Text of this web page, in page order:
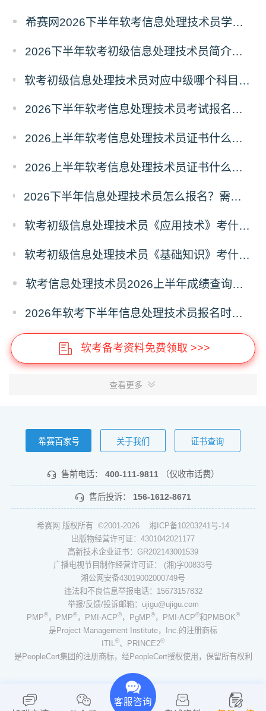
希赛网2026下半年软考信息处理技术员学习打卡表
2026下半年软考初级信息处理技术员简介（考试重点+范围）
软考初级信息处理技术员对应中级哪个科目？信息处理技术员对应中级报考指南
2026下半年软考信息处理技术员考试报名什么时候开始？
2026上半年软考信息处理技术员证书什么时候能领取？
2026上半年软考信息处理技术员证书什么时候发放？怎么发放？
2026下半年信息处理技术员怎么报名？需注意哪些问题？2026下半年信息处理技术员报名指南
软考初级信息处理技术员《应用技术》考什么？信息处理技术员应用技术科目考试内容
软考初级信息处理技术员《基础知识》考什么？信息处理技术员基础知识科目考试内容
软考信息处理技术员2026上半年成绩查询时间及入口
2026年软考下半年信息处理技术员报名时间及报名入口
软考备考资料免费领取 >>>
查看更多
希赛百家号 关于我们 证书查询
售前电话： 400-111-9811 （仅收市话费）
售后投诉： 156-1612-8671
希赛网 版权所有 ©2001-2026 湘ICP备10203241号-14
出版物经营许可证：4301042021177
高新技术企业证书：GR202143001539
广播电视节目制作经营许可证： (湘)字00833号
湘公网安备43019002000749号
违法和不良信息举报电话：15673157832
举报/反馈/投诉邮箱：ujigu@ujigu.com
PMP®，PMP®，PMI-ACP®，PgMP®，PMI-ACP®和PMBOK®
是Project Management Institute，Inc.的注册商标
ITIL
®、PRINCE2®
是PeopleCert集团的注册商标，经PeopleCert授权使用，保留所有权利
客服咨询